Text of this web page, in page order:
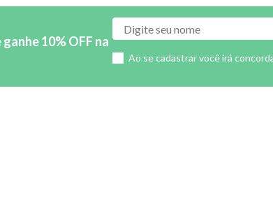
10% OFF na
Ao se cadastrar você irá